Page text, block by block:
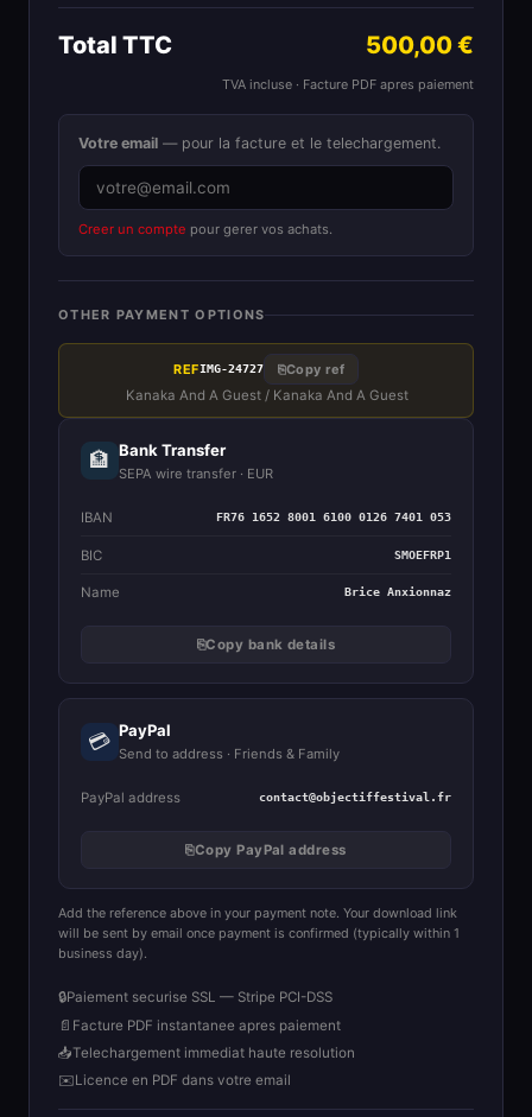
Total TTC 500,00 €
TVA incluse · Facture PDF apres paiement
Votre email — pour la facture et le telechargement.
Creer un compte pour gerer vos achats.
OTHER PAYMENT OPTIONS
REFIMG-24727 ⎘Copy ref
Kanaka And A Guest / Kanaka And A Guest
🏦 Bank Transfer
SEPA wire transfer · EUR
IBAN FR76 1652 8001 6100 0126 7401 053
BIC SMOEFRP1
Name Brice Anxionnaz
⎘Copy bank details
💳 PayPal
Send to address · Friends & Family
PayPal address contact@objectiffestival.fr
⎘Copy PayPal address
Add the reference above in your payment note. Your download link
will be sent by email once payment is confirmed (typically within 1
business day).
🔒Paiement securise SSL — Stripe PCI-DSS
📄 Facture PDF instantanee apres paiement
📥Telechargement immediat haute resolution
✉️Licence en PDF dans votre email